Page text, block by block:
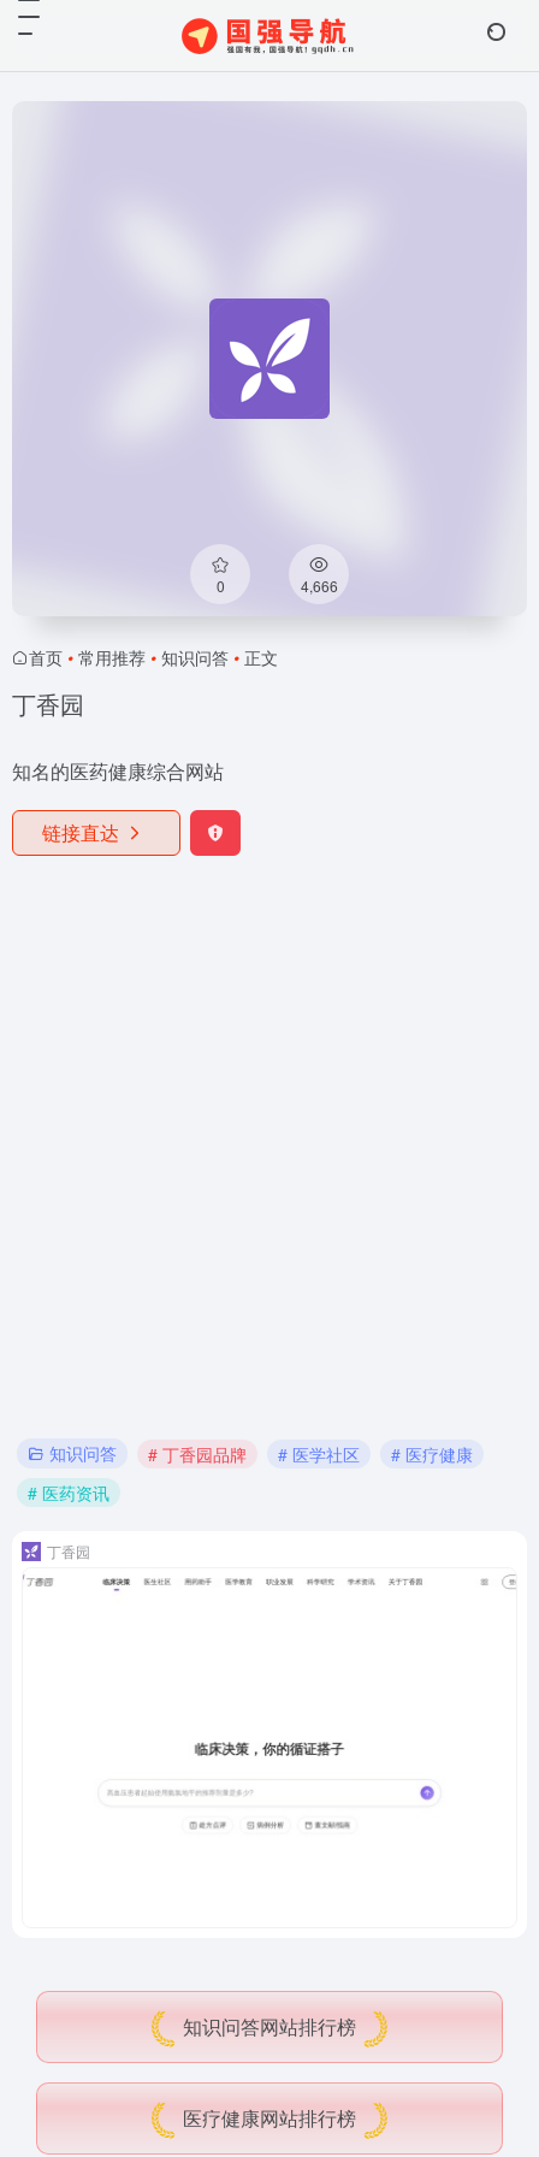
0 4,666
首页 • 常用推荐 • 知识问答 • 正文
丁香园
知名的医药健康综合网站
链接直达
知识问答 # 丁香园品牌 # 医学社区
# 医疗健康
# 医药资讯
丁香园
知识问答网站排行榜
医疗健康网站排行榜